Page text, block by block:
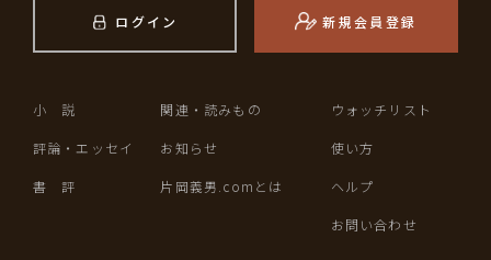
ログイン 新規会員登録
小 説
評論・エッセイ
書 評
関連・読みもの
お知らせ
片岡義男.comとは
ウォッチリスト
使い方
ヘルプ
お問い合わせ